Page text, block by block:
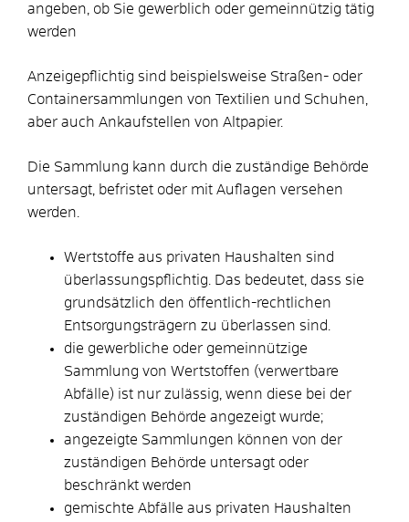
angeben, ob Sie gewerblich oder gemeinnützig tätig
werden
Anzeigepflichtig sind beispielsweise Straßen- oder
Containersammlungen von Textilien und Schuhen,
aber auch Ankaufstellen von Altpapier.
Die Sammlung kann durch die zuständige Behörde
untersagt, befristet oder mit Auflagen versehen
werden.
Wertstoffe aus privaten Haushalten sind
überlassungspflichtig. Das bedeutet, dass sie
grundsätzlich den öffentlich-rechtlichen
Entsorgungsträgern zu überlassen sind.
die gewerbliche oder gemeinnützige
Sammlung von Wertstoffen (verwertbare
Abfälle) ist nur zulässig, wenn diese bei der
zuständigen Behörde angezeigt wurde;
angezeigte Sammlungen können von der
zuständigen Behörde untersagt oder
beschränkt werden
gemischte Abfälle aus privaten Haushalten